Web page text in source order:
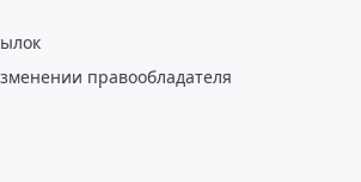
правообладателя